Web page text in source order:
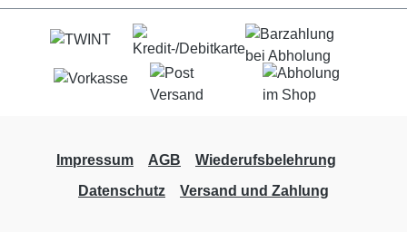
Impressum AGB
Wiederufsbelehrung
Datenschutz
Versand und Zahlung